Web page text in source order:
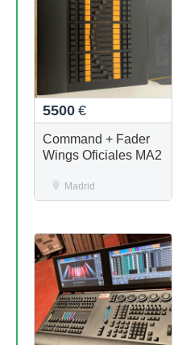
5500 €
Command + Fader
Wings Oficiales MA2
Madrid